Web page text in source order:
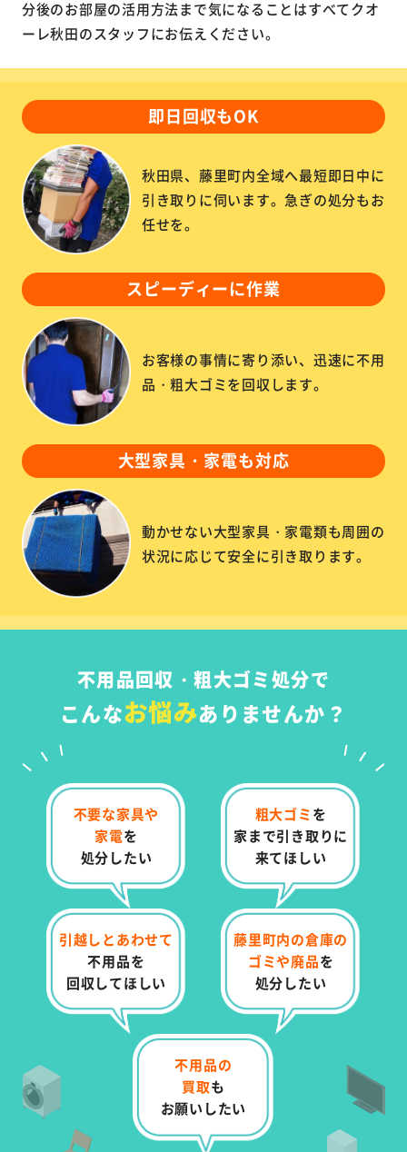
分後のお部屋の活用方法まで気になることはすべてクオ
ーレ秋田のスタッフにお伝えください。
即日回収もOK
秋田県、藤里町内全域へ最短即日中に
引き取りに伺います。急ぎの処分もお
任せを。
スピーディーに作業
お客様の事情に寄り添い、迅速に不用
品・粗大ゴミを回収します。
大型家具・家電も対応
動かせない大型家具・家電類も周囲の
状況に応じて安全に引き取ります。
不用品回収・粗大ゴミ処分で
こんなお悩みありませんか？
不要な家具や
家電を
処分したい
粗大ゴミを
家まで引き取りに
来てほしい
引越しとあわせて
不用品を
回収してほしい
藤里町内の倉庫の
ゴミや廃品を
処分したい
不用品の
買取も
お願いしたい